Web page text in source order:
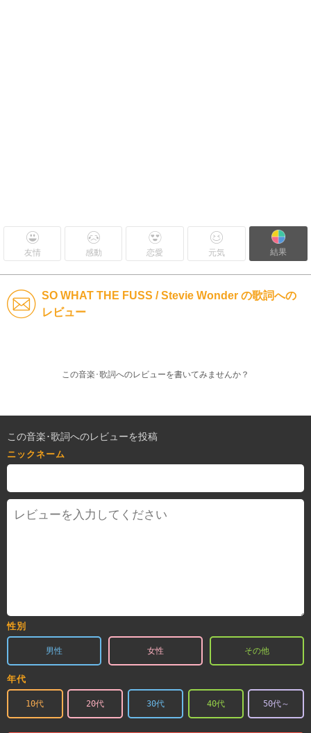
友情 感動 恋愛 元気 結果
SO WHAT THE FUSS / Stevie Wonder の歌詞への
レビュー
この音楽･歌詞へのレビューを書いてみませんか？
この音楽･歌詞へのレビューを投稿
ニックネーム
性別
男性 女性 その他
年代
10代 20代 30代 40代 50代～